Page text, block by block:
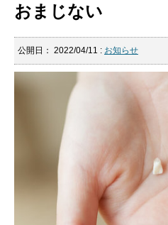
おまじない
公開日： 2022/04/11 : お知らせ